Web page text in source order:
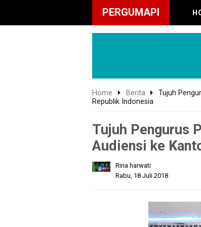
PERGUMAPI
Home Berita
Tujuh
Republik Indonesia
Tujuh Pengurus
Audiensi ke
Rina harwati
Rabu, 18 Juli 2018